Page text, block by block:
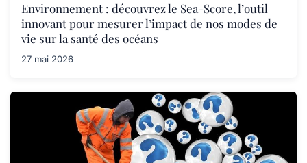
Environnement : découvrez le Sea-Score, l’outil
innovant pour mesurer l’impact de nos modes de
vie sur la santé des océans
27 mai 2026